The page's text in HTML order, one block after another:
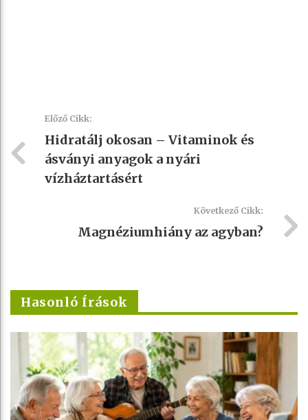
Előző Cikk:
Hidratálj okosan – Vitaminok és
ásványi anyagok a nyári
vízháztartásért
Következő Cikk:
Magnéziumhiány az agyban?
Hasonló Írások